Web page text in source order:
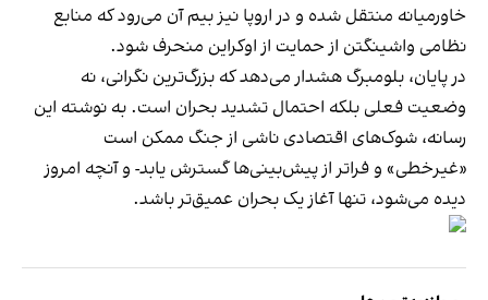
خاورمیانه منتقل شده و در اروپا نیز بیم آن می‌رود که منابع
نظامی واشینگتن از حمایت از اوکراین منحرف شود.
در پایان، بلومبرگ هشدار می‌دهد که بزرگ‌ترین نگرانی، نه
وضعیت فعلی بلکه احتمال تشدید بحران است. به نوشته این
رسانه، شوک‌های اقتصادی ناشی از جنگ ممکن است
«غیرخطی» و فراتر از پیش‌بینی‌ها گسترش یابد- و آنچه امروز
دیده می‌شود، تنها آغاز یک بحران عمیق‌تر باشد.